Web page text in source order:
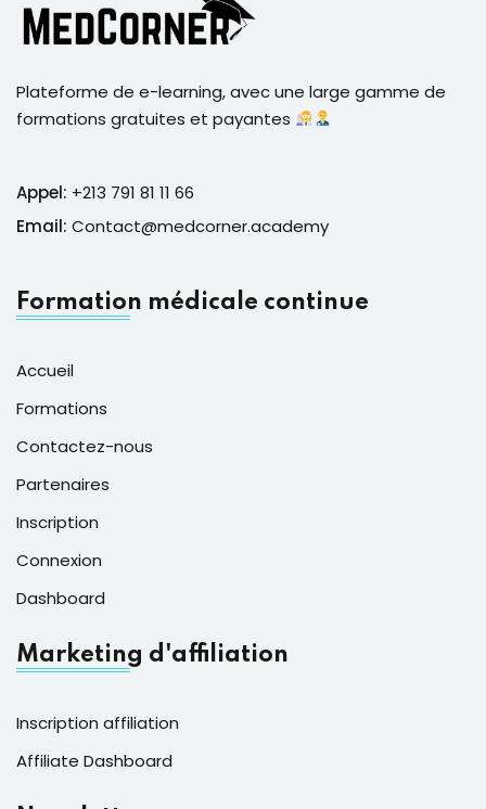
Plateforme de e-learning, avec une large gamme de
formations gratuites et payantes
Appel: +213 791 81 11 66
Email: Contact@medcorner.academy
Formation médicale continue
Accueil
Formations
Contactez-nous
Partenaires
Inscription
Connexion
Dashboard
Marketing d'affiliation
Inscription affiliation
Affiliate Dashboard